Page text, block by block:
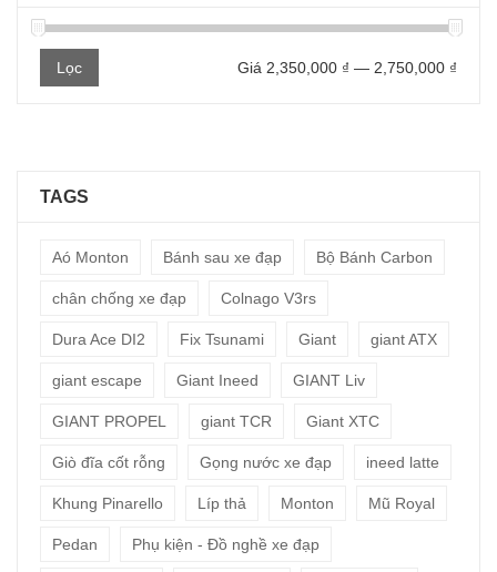
Giá
Giá
Lọc Giá 2,350,000 ₫ — 2,750,000 ₫
TAGS
Aó Monton Bánh sau xe đạp Bộ Bánh Carbon
chân chống xe đạp Colnago V3rs
Dura Ace DI2 Fix Tsunami Giant giant ATX
giant escape Giant Ineed GIANT Liv
GIANT PROPEL giant TCR Giant XTC
Giò đĩa cốt rỗng Gọng nước xe đạp ineed latte
Khung Pinarello Líp thả Monton Mũ Royal
Pedan Phụ kiện - Đồ nghề xe đạp